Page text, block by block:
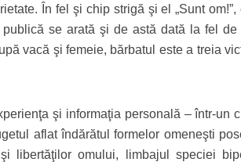
În fel şi chip strigă şi el „Sunt om!”,
se arată şi de astă dată la fel de
vacă şi femeie, bărbatul este a treia
şi informaţia personală – într-un
aflat îndărătul formelor omeneşti
libertăţilor omului, limbajul speciei